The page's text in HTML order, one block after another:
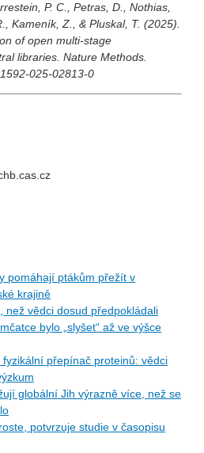
P. C., Petras, D., Nothias,
Kameník, Z., & Pluskal, T. (2025).
of open multi-stage
libraries. Nature Methods.
025-02813-0
pomáhají ptákům přežít v
krajině
než vědci dosud předpokládali
bylo „slyšet“ až ve výšce
fyzikální přepínač proteinů: vědci
globální Jih výrazně více, než se
potvrzuje studie v časopisu